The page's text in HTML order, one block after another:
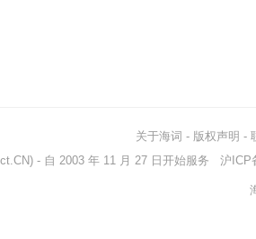
关于海词 - 版权声明 -
- 自 2003 年 11 月 27 日开始服务 沪ICP